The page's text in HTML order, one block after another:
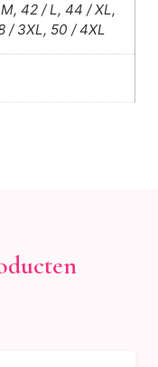
42 / L, 44 / XL,
/ 3XL, 50 / 4XL